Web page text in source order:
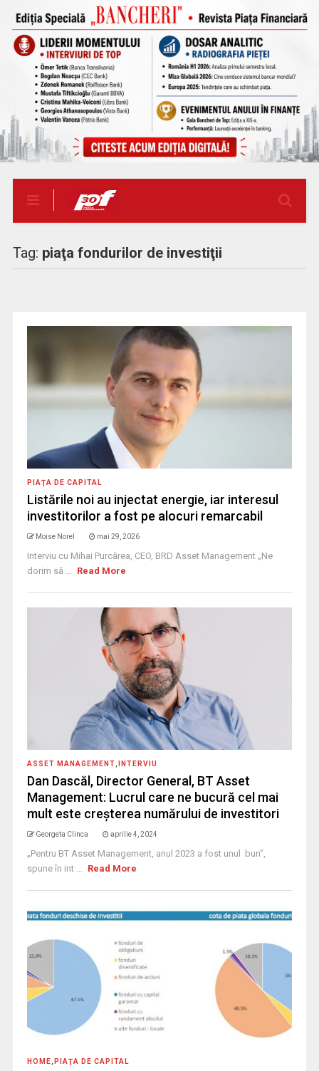
Tag: piaţa fondurilor de investiţii
PIAŢA DE CAPITAL
Listările noi au injectat energie, iar interesul
investitorilor a fost pe alocuri remarcabil
Moise Norel mai 29, 2026
Interviu cu Mihai Purcărea, CEO, BRD Asset Management „Ne
dorim să ... Read More
ASSET MANAGEMENT INTERVIU
Dan Dascăl, Director General, BT Asset
Management: Lucrul care ne bucură cel mai
mult este creșterea numărului de investitori
Georgeta Clinca aprilie 4, 2024
„Pentru BT Asset Management, anul 2023 a fost unul bun”,
spune în int ... Read More
HOME PIAŢA DE CAPITAL